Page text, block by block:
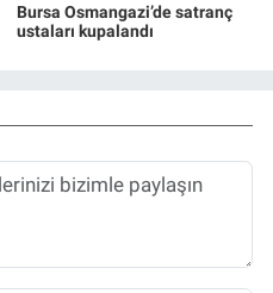
Bursa Osmangazi’de satranç
ustaları kupalandı